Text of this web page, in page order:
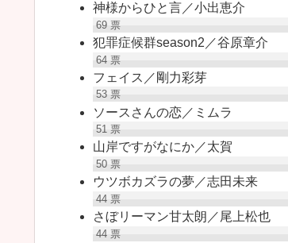
神様からひと言／小出恵介
69票
犯罪症候群season2／谷原章介
64票
フェイス／剛力彩芽
53票
ソースさんの恋／ミムラ
51票
山岸ですがなにか／太賀
50票
ウツボカズラの夢／志田未来
44票
さぼリーマン甘太朗／尾上松也
44票